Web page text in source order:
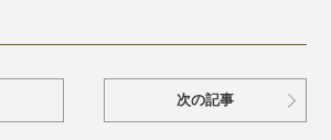
次の記事